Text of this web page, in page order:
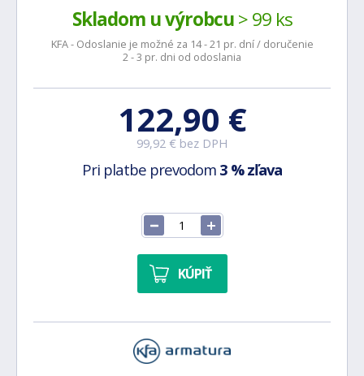
Skladom u výrobcu> 99 ks
KFA - Odoslanie je možné za 14 - 21 pr. dní / doručenie
2 - 3 pr. dni od odoslania
122,90 €
99,92 € bez DPH
Pri platbe prevodom 3 % zľava
KÚPIŤ